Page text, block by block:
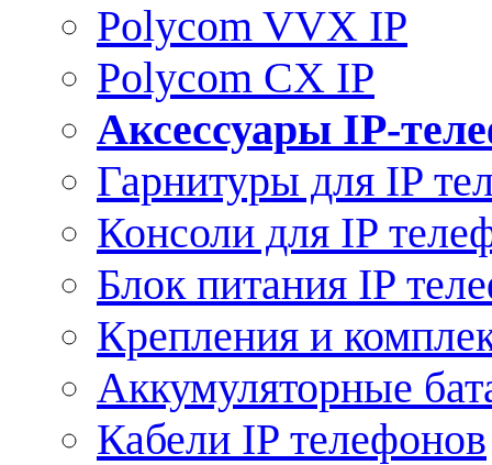
Polycom VVX IP
Polycom CX IP
Аксессуары IP-
Гарнитуры для IP
Консоли для IP
Блок питания IP
Крепления и
Аккумуляторные
Кабели IP телефонов